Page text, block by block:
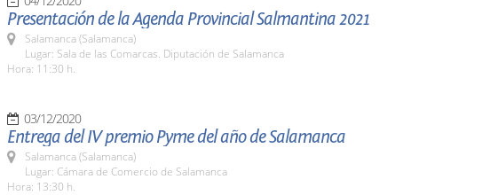
Presentación de la Agenda Provincial Salmantina 2021
Salamanca (Salamanca)
Lugar: Sala de las Comarcas. Diputación de Salamanca
Hora: 11:30 h.
03/12/2020
Entrega del IV premio Pyme del año de Salamanca
Salamanca (Salamanca)
Lugar: Cámara de Comercio de Salamanca
Hora: 13:30 h.